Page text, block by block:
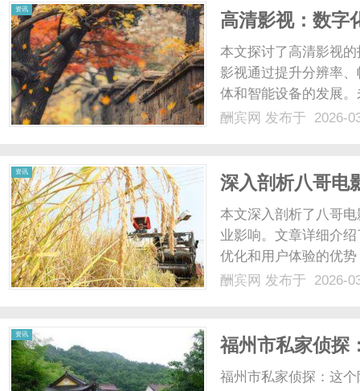
资讯
高清影视：数字
本文探讨了高清影视
影视通过提升分辨率
体和智能设备的发展
带宽和版权等挑战。...
酬宾网 发布于 2026-
资讯
深入剖析八哥电
来展望
本文深入剖析了八哥
业影响。文章详细介
优化和用户体验的优
冲击。此外，还分析
互动。...
酬宾网 发布于 2026-
资讯
福州市私家侦探
福州市私家侦探：这